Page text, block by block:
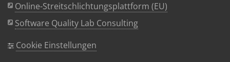
Online-Streitschlichtungsplattform (EU)
Software Quality Lab Consulting
Cookie Einstellungen